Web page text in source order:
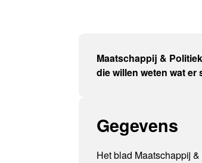
Maatschappij &
die willen weten wat er
Gegevens
Het blad Maatschappij